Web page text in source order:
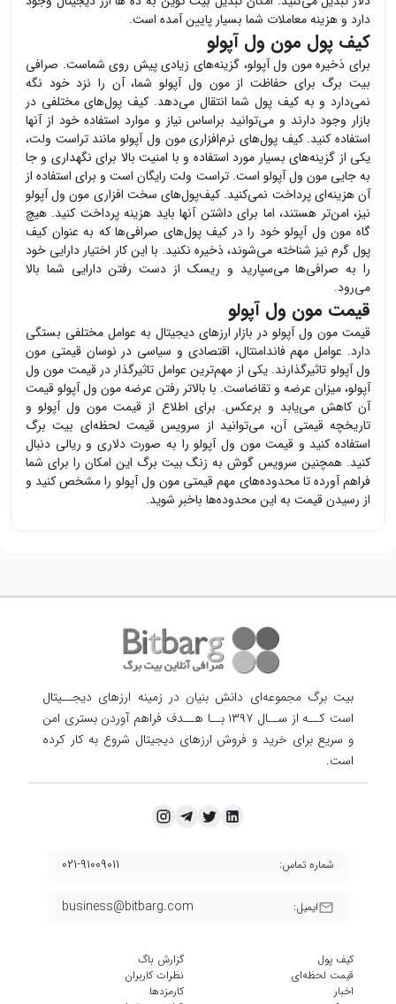
دارد و هزینه معاملات شما بسیار پایین آمده است.
کیف پول مون ول آپولو
برای ذخیرهمون ول آپولو، گزینه‌های زیادی پیش روی شماست. صرافی
بیت برگ برای حفاظت ازمون ول آپولوشما، آن را نزد خود نگه
نمی‌دارد و به کیف پول شما انتقال می‌دهد. کیف پول‌های مختلفی در
بازار وجود دارند و می‌توانید براساس نیاز و موارد استفاده خود از آنها
استفاده کنید. کیف پول‌های نرم‌افزاریمون ول آپولومانند تراست ولت،
یکی از گزینه‌های بسیار مورد استفاده و با امنیت بالا برای نگهداری و جا
به جاییمون ول آپولو است. تراست ولت رایگان است و برای استفاده از
آن هزینه‌ای پرداخت نمی‌کنید. کیف‌پول‌های سخت افزاری مون ول آپولو
نیز، امن‌تر هستند، اما برای داشتن آنها باید هزینه پرداخت کنید. هیچ
گاه مون ول آپولوخود را در کیف پول‌های صرافی‌ها که به عنوان کیف
پول گرم نیز شناخته می‌شوند، ذخیره نکنید. با این کار اختیار دارایی خود
را به صرافی‌ها می‌سپارید و ریسک از دست رفتن دارایی شما بالا
می‌رود.
قیمت مون ول آپولو
قیمت مون ول آپولودر بازار ارزهای دیجیتال به عوامل مختلفی بستگی
دارد. عوامل مهم فاندامنتال، اقتصادی و سیاسی در نوسان قیمتی مون
ول آپولو تاثیرگذارند. یکی از مهم‌ترین عوامل تاثیرگذار در قیمت مون ول
آپولو، میزان عرضه و تقاضاست. با بالاتر رفتن عرضهمون ول آپولوقیمت
آن کاهش می‌یابد و برعکس. برای اطلاع از قیمت مون ول آپولوو
تاریخچه قیمتی آن، می‌توانید از سرویس قیمت لحظه‌ای بیت برگ
استفاده کنید و قیمتمون ول آپولورا به صورت دلاری و ریالی دنبال
کنید. همچنین سرویس گوش به زنگ بیت برگ این امکان را برای شما
فراهم آورده تا محدوده‌های مهم قیمتی مون ول آپولو را مشخص کنید و
از رسیدن قیمت به این محدوده‌ها باخبر شوید.
بیت برگ مجموعه‌ای دانش بنیان در زمینه ارزهای دیجــیتال
است کــه از ســال ۱۳۹۷ بــا هــدف فراهم آوردن
بستری امن
و سریع برای خرید و فروش ارزهای دیجیتال شروع به کار کرده
است.
ایمیل: business@bitbarg.com
شماره تماس: ۰۲۱-۹۱۰۰۹۰۱۱
کیف پول
قیمت لحظه‌ای
اخبار
گزارش باگ
نظرات کاربران
کارمزد‌ها